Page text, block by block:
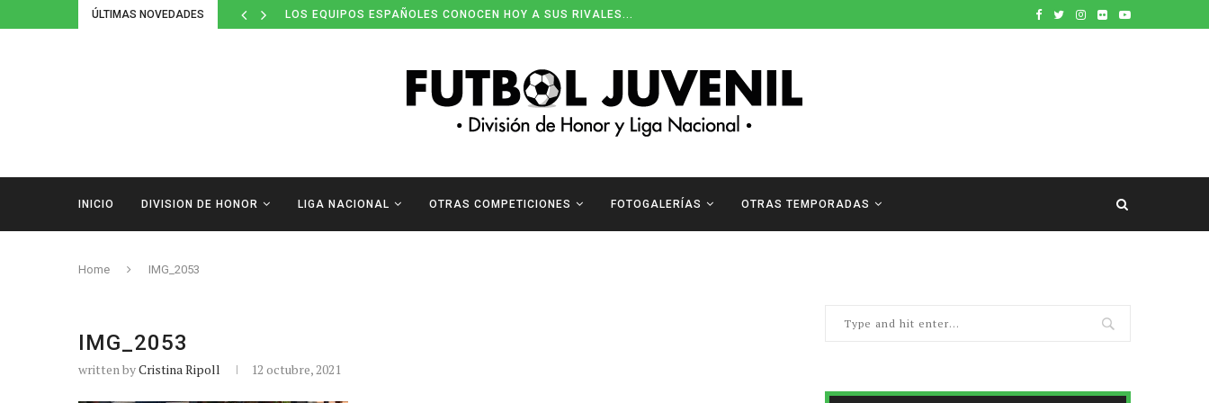
ÚLTIMAS NOVEDADES LOS EQUIPOS ESPAÑOLES CONOCEN HOY A SUS RIVALES...
INICIO DIVISION DE HONOR LIGA NACIONAL OTRAS COMPETICIONES FOTOGALERÍAS OTRAS TEMPORADAS
Home IMG_2053
IMG_2053
written byCristina Ripoll 12 octubre, 2021